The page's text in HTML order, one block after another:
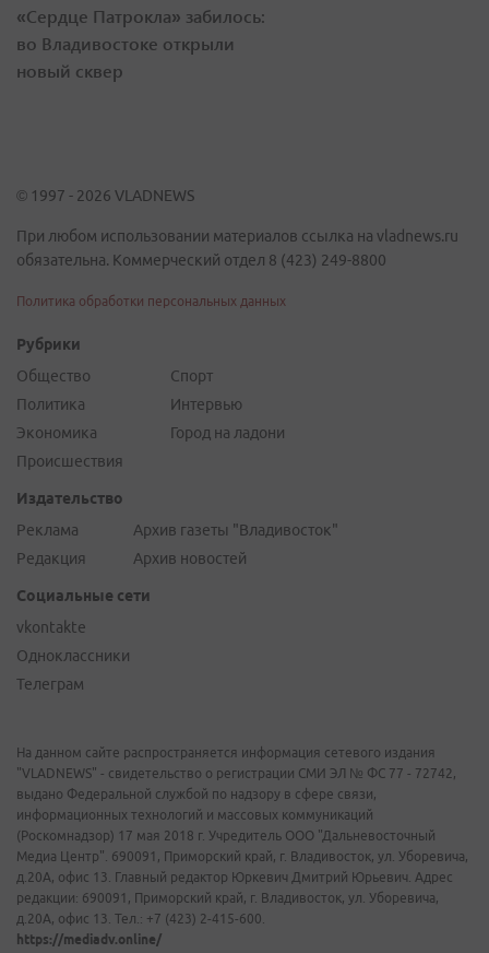
«Сердце Патрокла» забилось:
во Владивостоке открыли
новый сквер
© 1997 - 2026 VLADNEWS
При любом использовании материалов ссылка на vladnews.ru
обязательна. Коммерческий отдел 8 (423) 249-8800
Политика обработки персональных данных
Рубрики
Общество
Политика
Экономика
Происшествия
Спорт
Интервью
Город на ладони
Издательство
Реклама
Редакция
Архив газеты "Владивосток"
Архив новостей
Социальные сети
vkontakte
Одноклассники
Телеграм
На данном сайте распространяется информация сетевого издания
"VLADNEWS" - свидетельство о регистрации СМИ ЭЛ № ФС 77 - 72742,
выдано Федеральной службой по надзору в сфере связи,
информационных технологий и массовых коммуникаций
(Роскомнадзор) 17 мая 2018 г. Учредитель ООО "Дальневосточный
Медиа Центр". 690091, Приморский край, г. Владивосток, ул. Уборевича,
д.20А, офис 13. Главный редактор Юркевич Дмитрий Юрьевич. Адрес
редакции: 690091, Приморский край, г. Владивосток, ул. Уборевича,
д.20А, офис 13. Тел.: +7 (423) 2-415-600.
https://mediadv.online/